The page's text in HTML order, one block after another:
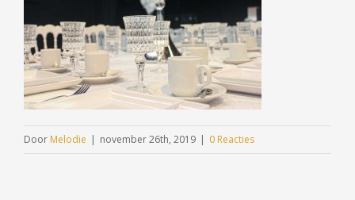
Door Melodie | november 26th, 2019 | 0 Reacties